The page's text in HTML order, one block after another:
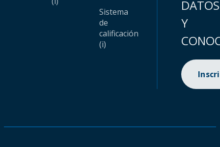
Sistema
de
calificación
(i)
DATOS
Y